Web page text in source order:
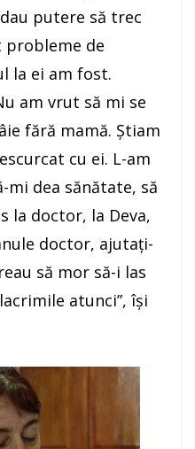
putere să trec
probleme de
la ei am fost.
am vrut să mi se
fără mamă. Ştiam
cu ei. L-am
mi dea sănătate, să
la doctor, la Deva,
doctor, ajutaţi-
să mor să-i las
atunci”, îşi